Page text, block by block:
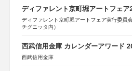
ディファレント京町堀アートフェア
ディファレント京町堀アートフェア実行委員
チグニッタ内）
西武信用金庫 カレンダーアワード
西武信用金庫